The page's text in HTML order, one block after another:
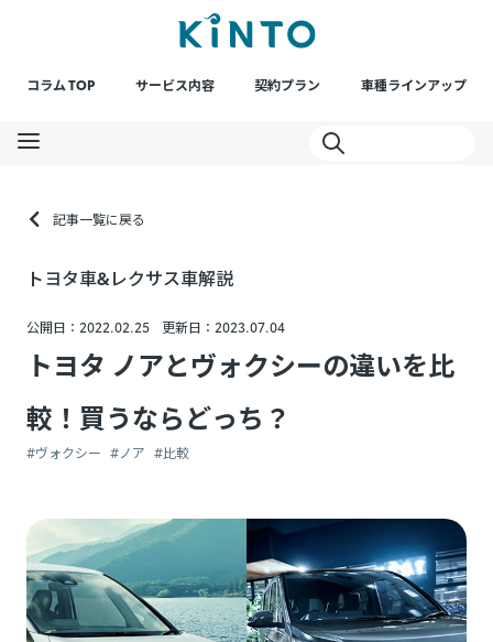
コラム TOP サービス内容 契約プラン 車種ラインアップ
記事一覧に戻る
トヨタ車&レクサス車解説
公開日：2022.02.25 更新日：2023.07.04
トヨタ ノアとヴォクシーの違いを比
較！買うならどっち？
#ヴォクシー #ノア #比較